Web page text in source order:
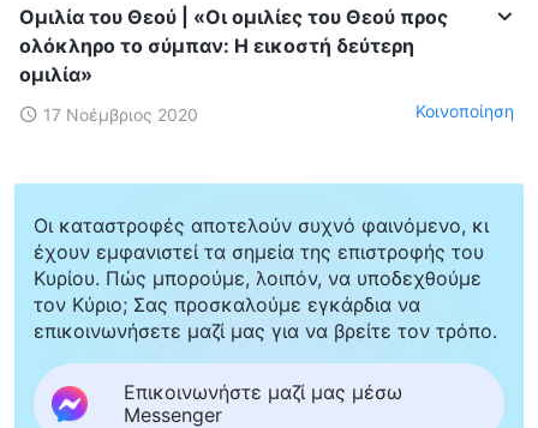
Ομιλία του Θεού | «Οι ομιλίες του Θεού προς
ολόκληρο το σύμπαν: Η εικοστή δεύτερη
ομιλία»
17 Νοέμβριος 2020 Κοινοποίηση
Οι καταστροφές αποτελούν συχνό φαινόμενο, κι
έχουν εμφανιστεί τα σημεία της επιστροφής του
Κυρίου. Πώς μπορούμε, λοιπόν, να υποδεχθούμε
τον Κύριο; Σας προσκαλούμε εγκάρδια να
επικοινωνήσετε μαζί μας για να βρείτε τον τρόπο.
Επικοινωνήστε μαζί μας μέσω
Messenger